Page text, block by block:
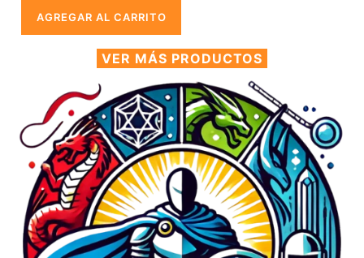
oferta
AGREGAR AL CARRITO
VER MÁS PRODUCTOS